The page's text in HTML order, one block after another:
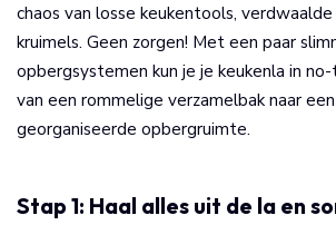
chaos van losse keukentools,
kruimels. Geen zorgen! Met een paar
opbergsystemen kun je je keukenla in
van een rommelige verzamelbak naar
georganiseerde opbergruimte.
Stap 1: Haal alles uit de la en